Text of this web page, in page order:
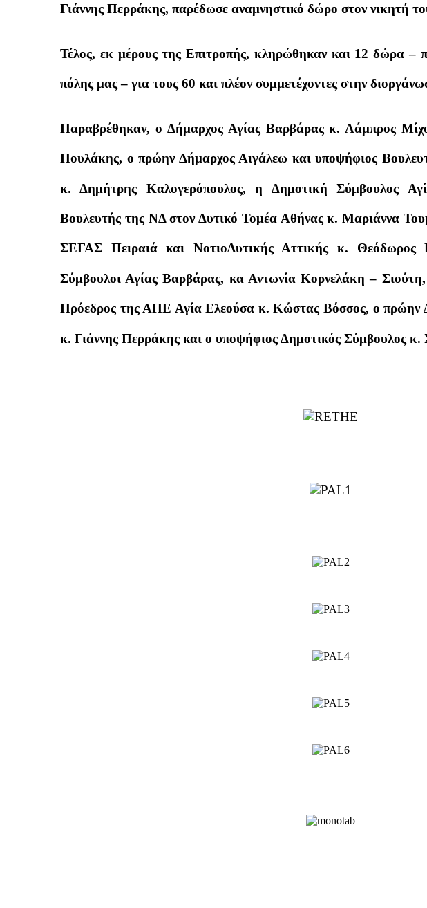
Γιάννης Περράκης, παρέδωσε αναμνηστικό δώρο στον νικητή
Τέλος, εκ μέρους της Επιτροπής, κληρώθηκαν και 12 δώρα –
πόλης μας – για τους 60 και πλέον συμμετέχοντες στην
Παραβρέθηκαν, ο Δήμαρχος Αγίας Βαρβάρας κ. Λάμπρος
Πουλάκης, ο πρώην Δήμαρχος Αιγάλεω και υποψήφιος
κ. Δημήτρης Καλογερόπουλος, η Δημοτική Σύμβουλος
Βουλευτής της ΝΔ στον Δυτικό Τομέα Αθήνας κ. Μαριάννα
ΣΕΓΑΣ Πειραιά και ΝοτιοΔυτικής Αττικής κ. Θεόδωρος
Σύμβουλοι Αγίας Βαρβάρας, κα Αντωνία Κορνελάκη –
Πρόεδρος της ΑΠΕ Αγία Ελεούσα κ. Κώστας Βόσσος, ο πρώην
κ. Γιάννης Περράκης και ο υποψήφιος Δημοτικός Σύμβουλος κ.